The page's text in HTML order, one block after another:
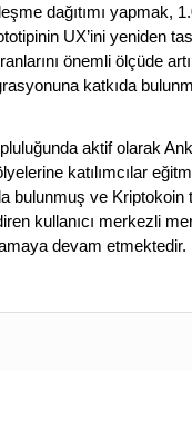
dağıtımı yapmak,
UX’ini yeniden
önemli ölçüde
katkıda
aktif olarak
katılımcılar
bulunmuş ve Kriptokoin
kullanıcı merkezli
devam etmektedir.